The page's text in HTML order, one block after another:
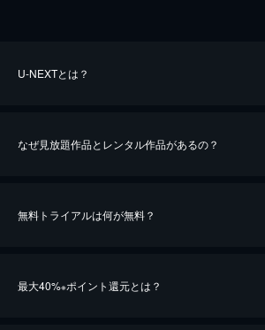
U-NEXTとは？
なぜ見放題作品とレンタル作品があるの？
無料トライアルは何が無料？
最大40%※ポイント還元とは？